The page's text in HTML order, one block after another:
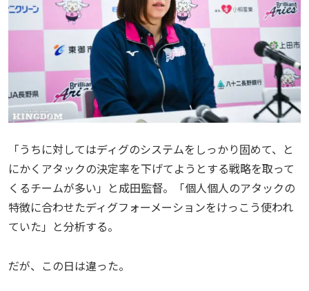
「うちに対してはディグのシステムをしっかり固めて、と
にかくアタックの決定率を下げてようとする戦略を取って
くるチームが多い」と成田監督。「個人個人のアタックの
特徴に合わせたディグフォーメーションをけっこう使われ
ていた」と分析する。
だが、この日は違った。